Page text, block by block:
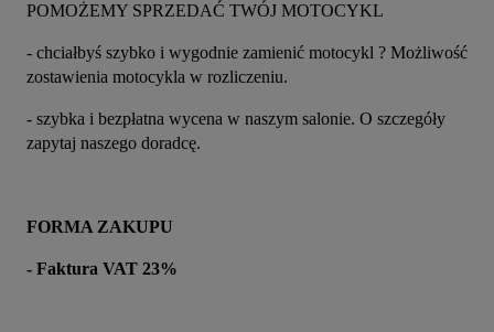
POMOŻEMY SPRZEDAĆ TWÓJ MOTOCYKL
- chciałbyś szybko i wygodnie zamienić motocykl ? Możliwość
zostawienia motocykla w rozliczeniu.
- szybka i bezpłatna wycena w naszym salonie. O szczegóły
zapytaj naszego doradcę.
FORMA ZAKUPU
- Faktura VAT 23%